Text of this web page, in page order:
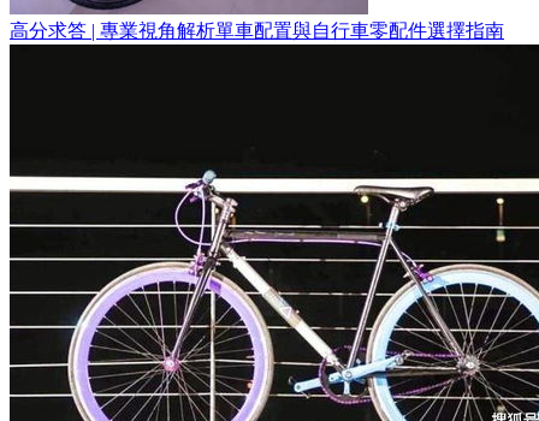
高分求答 | 專業視角解析單車配置與自行車零配件選擇指南